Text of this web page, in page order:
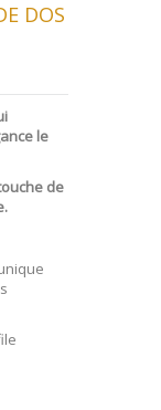
DOS
le
de